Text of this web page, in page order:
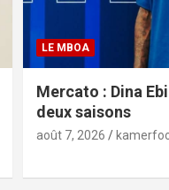
LE MBOA
Mercato : Dina
deux saisons
août 7, 2026